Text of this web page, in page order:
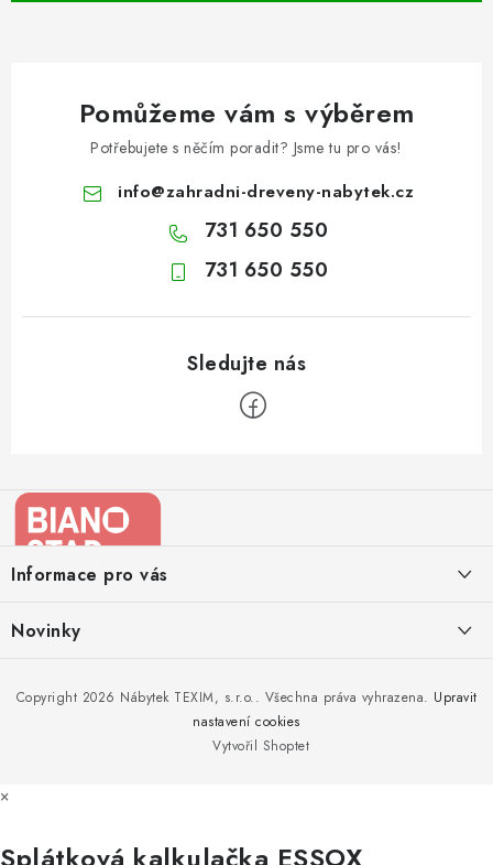
Pomůžeme vám s výběrem
Potřebujete s něčím poradit? Jsme tu pro vás!
info@zahradni-dreveny-nabytek.cz
731 650 550
731 650 550
aInformace pro vás
Kontakty
Doprava nábytku k Vám
Novinky
to!
Nakupujte zahradní nábytek i v ziměVytvořil Shoptet
Copyright 2026 Nábytek TEXIM, s.r.o.. Všechna práva vyhrazena. Upravit
nastavení cookies
×